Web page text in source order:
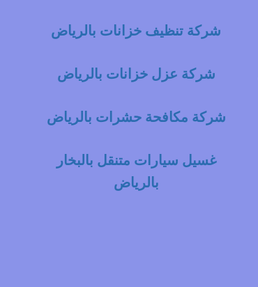
شركة تنظيف خزانات بالرياض
شركة عزل خزانات بالرياض
شركة مكافحة حشرات بالرياض
غسيل سيارات متنقل بالبخار
بالرياض